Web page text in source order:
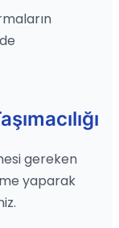
gereken
yaparak